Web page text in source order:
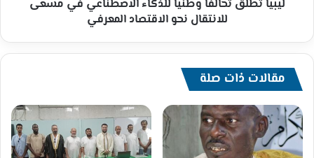
ليبيا تطلق تحالفًا وطنيًا للذكاء الاصطناعي في مسعى
للانتقال نحو الاقتصاد المعرفي
مقالات ذات صلة